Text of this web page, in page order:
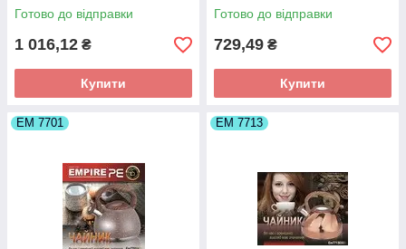
Готово до відправки
1 016,12 ₴
Купити
Готово до відправки
729,49 ₴
Купити
ЕМ 7701 ЕМ 7713